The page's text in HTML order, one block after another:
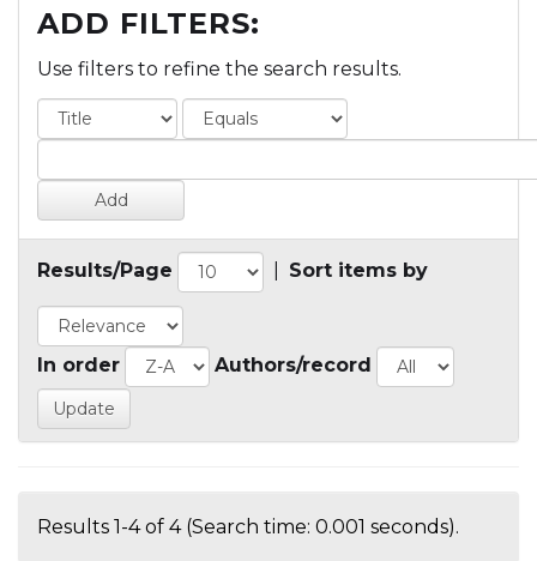
ADD FILTERS:
Use filters to refine the search results.
Results/Page Sort items by
In order Authors/record
Results 1-4 of 4 (Search time: 0.001 seconds).